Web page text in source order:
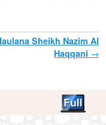
Sheikh Nazim Al
Haqqani →